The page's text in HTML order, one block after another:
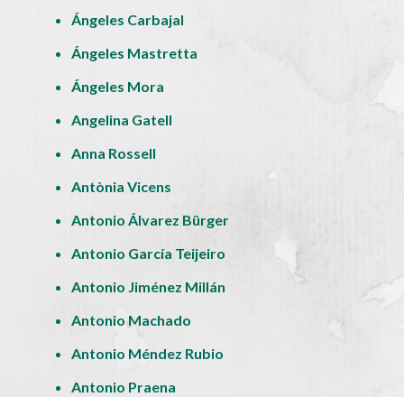
Ángeles Carbajal
Ángeles Mastretta
Ángeles Mora
Angelina Gatell
Anna Rossell
Antònia Vicens
Antonio Álvarez Bürger
Antonio García Teijeiro
Antonio Jiménez Millán
Antonio Machado
Antonio Méndez Rubio
Antonio Praena